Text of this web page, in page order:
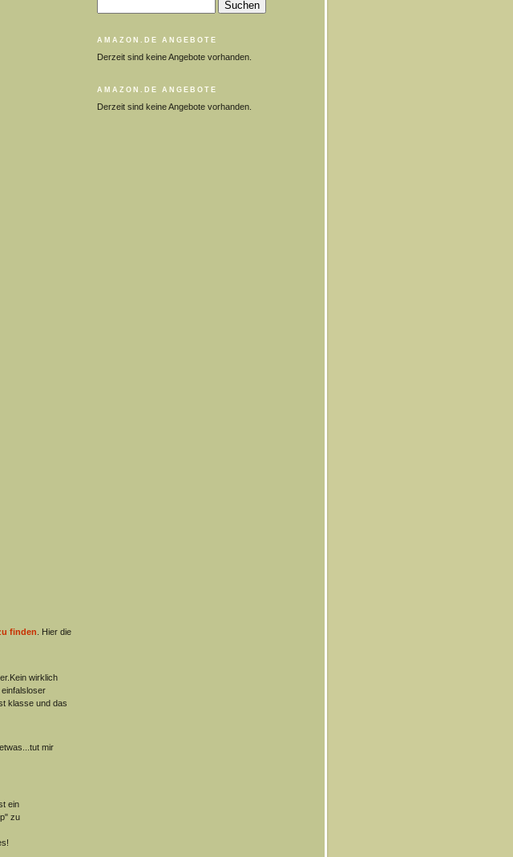
finden . Hier die
wirklich
klasse und das
mir
ein
zu
AMAZON.DE ANGEBOTE
Derzeit sind keine Angebote vorhanden.
AMAZON.DE ANGEBOTE
Derzeit sind keine Angebote vorhanden.